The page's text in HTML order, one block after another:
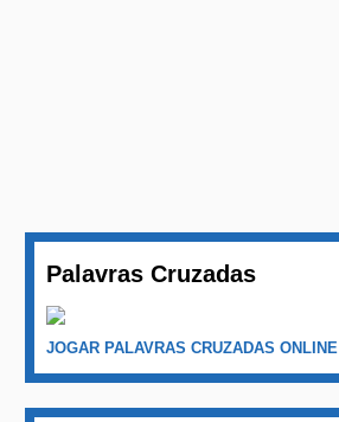
Palavras Cruzadas
JOGAR PALAVRAS CRUZADAS ONLINE